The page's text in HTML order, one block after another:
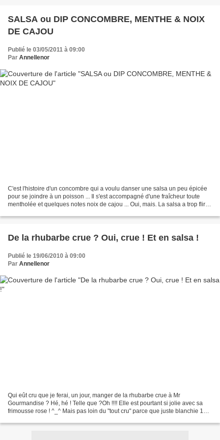
SALSA ou DIP CONCOMBRE, MENTHE & NOIX
DE CAJOU
Publié le 03/05/2011 à 09:00
Par Annellenor
C'est l'histoire d'un concombre qui a voulu danser une salsa un peu épicée
pour se joindre à un poisson ... Il s'est accompagné d'une fraîcheur toute
mentholée et quelques notes noix de cajou ... Oui, mais. La salsa a trop flirté
De la rhubarbe crue ? Oui, crue ! Et en salsa !
Publié le 19/06/2010 à 09:00
Par Annellenor
Qui eût cru que je ferai, un jour, manger de la rhubarbe crue à Mr
Gourmandise ? Hé, hé ! Telle que ?Oh !!!! Elle est pourtant si jolie avec sa
frimousse rose ! ^_^ Mais pas loin du "tout cru" parce que juste blanchie 10